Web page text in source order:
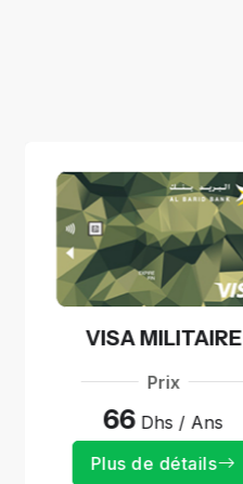
VISA MILITAIRE
Prix
66 Dhs / Ans
Plus de détails